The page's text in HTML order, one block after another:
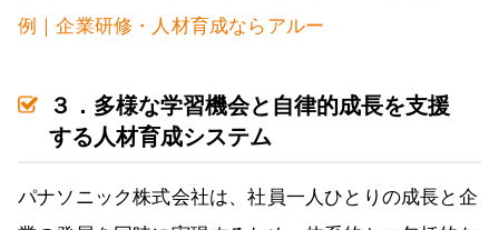
例｜企業研修・人材育成ならアルー
３．多様な学習機会と自律的成長を支援
する人材育成システム
パナソニック株式会社は、社員一人ひとりの成長と企